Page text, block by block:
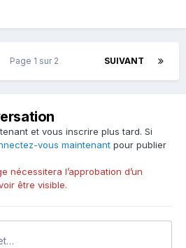
SUIVANT
Page 1 sur 2
et vous inscrire plus tard. Si
vous maintenant pour publier
nécessitera l’approbation d’un
être visible.